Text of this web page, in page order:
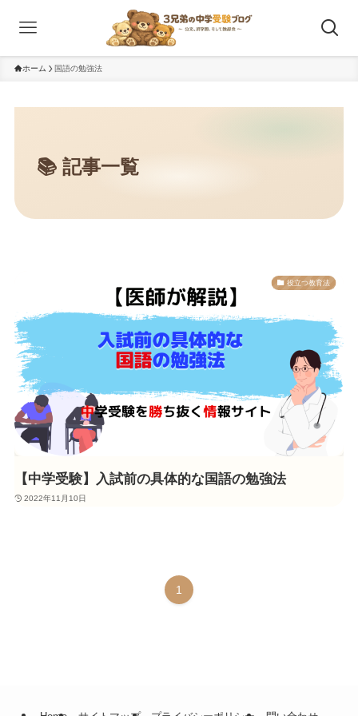
ホーム 国語の勉強法
役立つ教育法
【中学受験】入試前の具体的な国語の勉強法
2022年11月10日
1